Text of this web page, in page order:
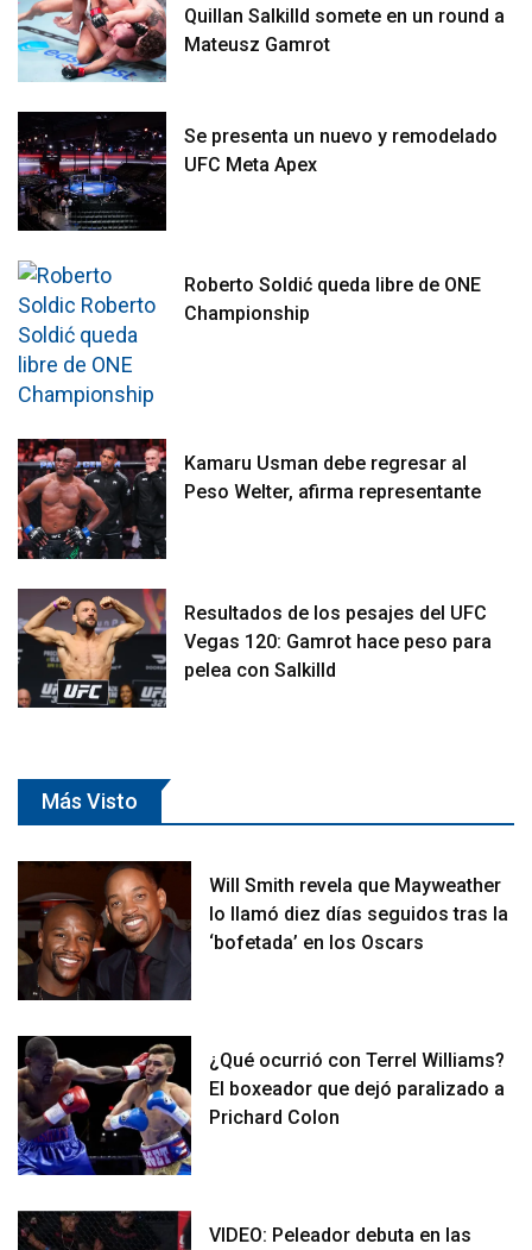
Quillan Salkilld somete en un round a
Mateusz Gamrot
Se presenta un nuevo y remodelado
UFC Meta Apex
Roberto Soldić queda libre de ONE
Championship
Kamaru Usman debe regresar al
Peso Welter, afirma representante
Resultados de los pesajes del UFC
Vegas 120: Gamrot hace peso para
pelea con Salkilld
Más Visto
Will Smith revela que Mayweather
lo llamó diez días seguidos tras la
‘bofetada’ en los Oscars
¿Qué ocurrió con Terrel Williams?
El boxeador que dejó paralizado a
Prichard Colon
VIDEO: Peleador debuta en las